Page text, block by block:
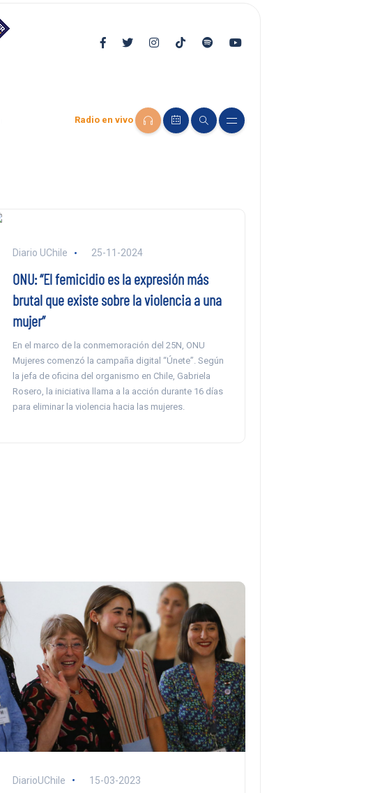
Radio en vivo
Diario UChile 25-11-2024
ONU: “El femicidio es la expresión más
brutal que existe sobre la violencia a una
mujer”
En el marco de la conmemoración del 25N, ONU
Mujeres comenzó la campaña digital “Únete”. Según
la jefa de oficina del organismo en Chile, Gabriela
Rosero, la iniciativa llama a la acción durante 16 días
para eliminar la violencia hacia las mujeres.
DiarioUChile 15-03-2023